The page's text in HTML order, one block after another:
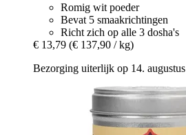
Romig wit poeder
Bevat 5 smaakrichtingen
Richt zich op alle 3 dosha's
€ 13,79 (€ 137,90 / kg)
Bezorging uiterlijk op 14. augustus